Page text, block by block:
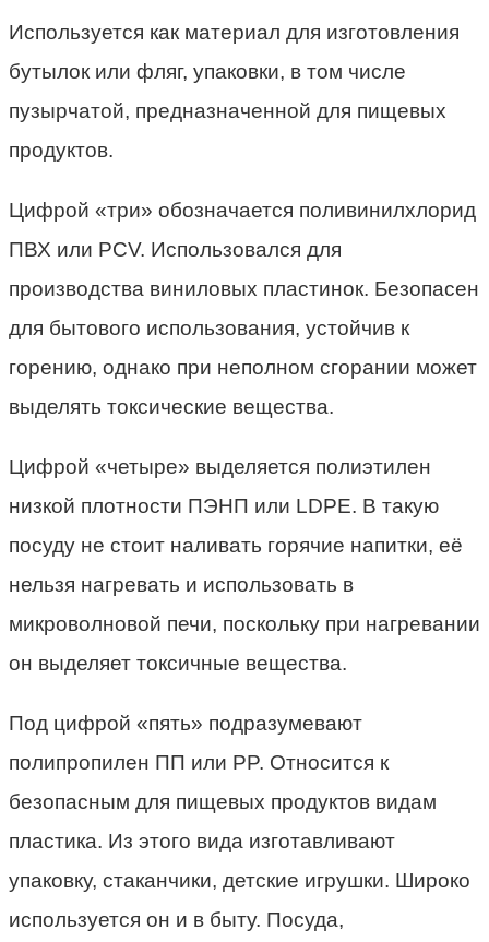
Используется как материал для изготовления
бутылок или фляг, упаковки, в том числе
пузырчатой, предназначенной для пищевых
продуктов.
Цифрой «три» обозначается поливинилхлорид
ПВХ или PCV. Использовался для
производства виниловых пластинок. Безопасен
для бытового использования, устойчив к
горению, однако при неполном сгорании может
выделять токсические вещества.
Цифрой «четыре» выделяется полиэтилен
низкой плотности ПЭНП или LDPE. В такую
посуду не стоит наливать горячие напитки, её
нельзя нагревать и использовать в
микроволновой печи, поскольку при нагревании
он выделяет токсичные вещества.
Под цифрой «пять» подразумевают
полипропилен ПП или PP. Относится к
безопасным для пищевых продуктов видам
пластика. Из этого вида изготавливают
упаковку, стаканчики, детские игрушки. Широко
используется он и в быту. Посуда,